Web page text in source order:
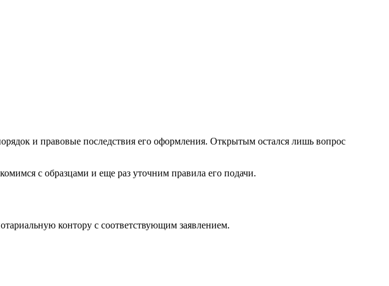
и правовые последствия его оформления. Открытым остался лишь вопрос
с образцами и еще раз уточним правила его подачи.
контору с соответствующим заявлением.